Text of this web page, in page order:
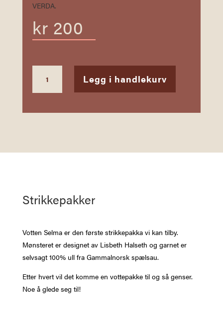
VERDA.
kr 200
JULETREET
Legg i handlekurv
Strikkepakker
Votten Selma er den første strikkepakka vi kan tilby.
Mønsteret er designet av Lisbeth Halseth og garnet er
selvsagt 100% ull fra Gammalnorsk spælsau.
Etter hvert vil det komme en vottepakke til og så genser.
Noe å glede seg til!